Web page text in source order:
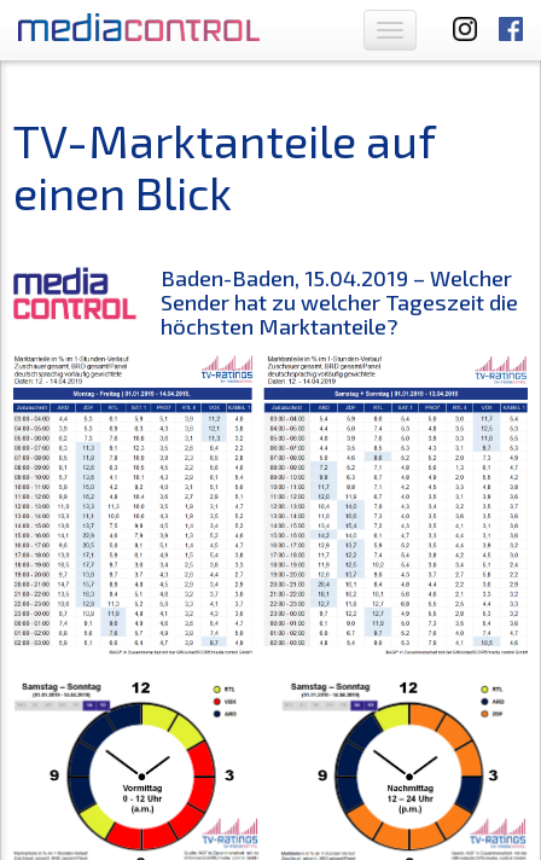
Toggle
navigation
TV-Marktanteile auf
einen Blick
Baden-Baden, 15.04.2019 – Welcher
Sender hat zu welcher Tageszeit die
höchsten Marktanteile?